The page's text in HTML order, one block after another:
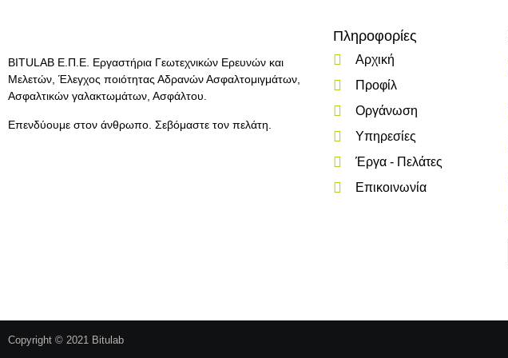
BITULAB Ε.Π.Ε. Εργαστήρια Γεωτεχνικών Ερευνών και
Μελετών, Έλεγχος ποιότητας Αδρανών Ασφαλτομιγμάτων,
Ασφαλτικών γαλακτωμάτων, Ασφάλτου.
Επενδύουμε στον άνθρωπο. Σεβόμαστε τον πελάτη.
Πληροφορίες
Αρχική
Προφίλ
Οργάνωση
Υπηρεσίες
Έργα - Πελάτες
Επικοινωνία
Copyright © 2021 Bitulab